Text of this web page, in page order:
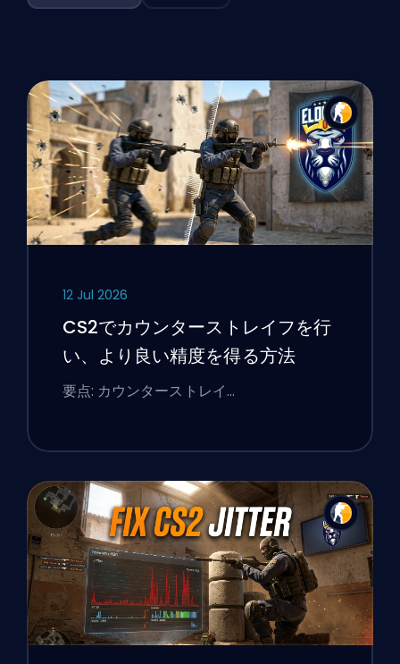
12 Jul 2026
CS2でカウンターストレイフを行
い、より良い精度を得る方法
要点: カウンターストレイ…